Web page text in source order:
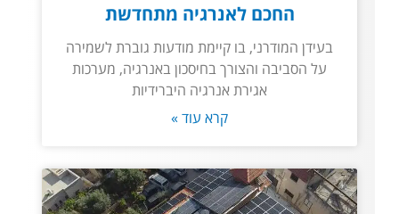
החכם לאנרגיה מתחדשת
בעידן המודרני, בו קיימת מודעות גוברת לשמירה
על הסביבה והצורך בחיסכון באנרגיה, מערכות
אגירת אנרגיה היברידיות
קרא עוד »